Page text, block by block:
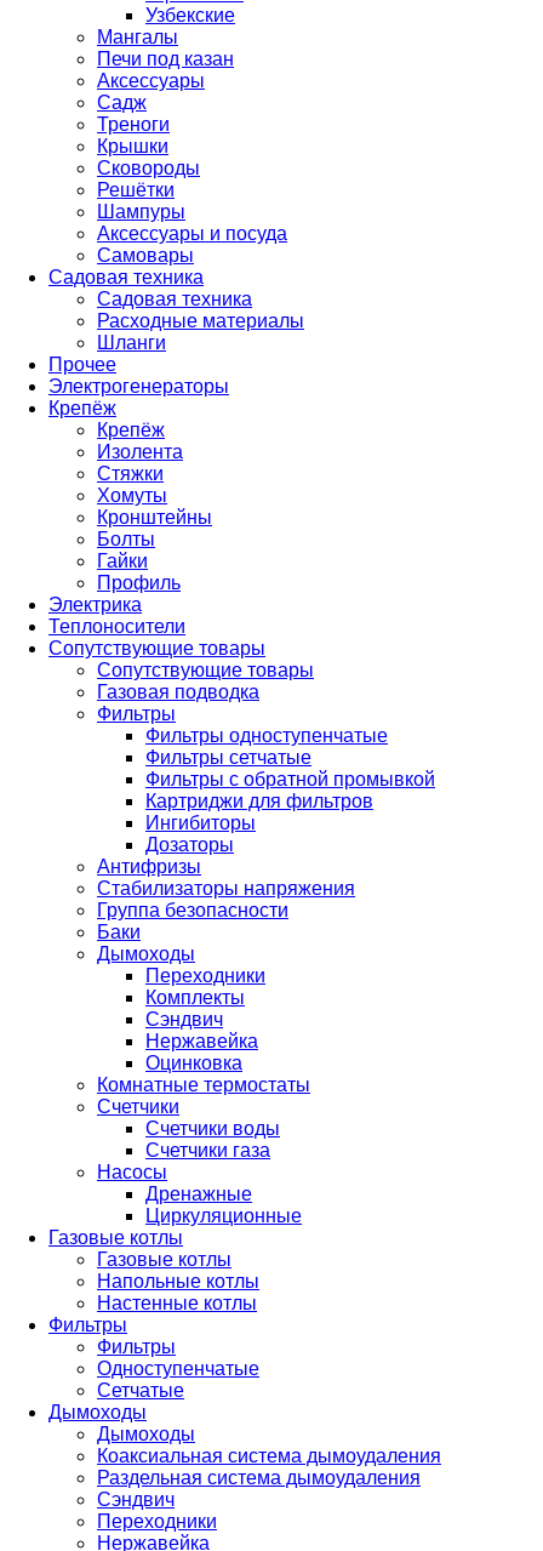
Узбекские
Мангалы
Печи под казан
Аксессуары
Садж
Треноги
Крышки
Сковороды
Решётки
Шампуры
Аксессуары и посуда
Самовары
Садовая техника
Садовая техника
Расходные материалы
Шланги
Прочее
Электрогенераторы
Крепёж
Крепёж
Изолента
Стяжки
Хомуты
Кронштейны
Болты
Гайки
Профиль
Электрика
Теплоносители
Сопутствующие товары
Сопутствующие товары
Газовая подводка
Фильтры
Фильтры одноступенчатые
Фильтры сетчатые
Фильтры с обратной промывкой
Картриджи для фильтров
Ингибиторы
Дозаторы
Антифризы
Стабилизаторы напряжения
Группа безопасности
Баки
Дымоходы
Переходники
Комплекты
Сэндвич
Нержавейка
Оцинковка
Комнатные термостаты
Счетчики
Счетчики воды
Счетчики газа
Насосы
Дренажные
Циркуляционные
Газовые котлы
Газовые котлы
Напольные котлы
Настенные котлы
Фильтры
Фильтры
Одноступенчатые
Сетчатые
Дымоходы
Дымоходы
Коаксиальная система дымоудаления
Раздельная система дымоудаления
Сэндвич
Переходники
Нержавейка